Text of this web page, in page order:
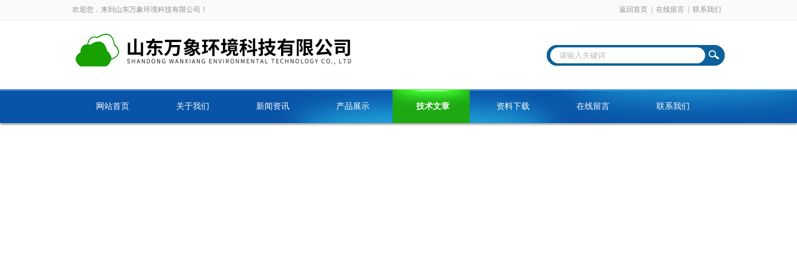
欢迎您，来到山东万象环境科技有限公司！ 返回首页 在线留言 联系我们
网站首页 关于我们 新闻资讯 产品展示 技术文章 资料下载 在线留言 联系我们